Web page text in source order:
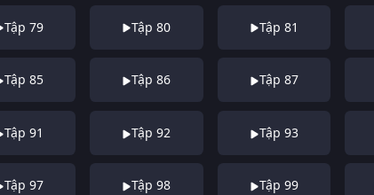
Tập 79 Tập 80 Tập 81
Tập 85 Tập 86 Tập 87
Tập 91 Tập 92 Tập 93
Tập 97 Tập 98 Tập 99